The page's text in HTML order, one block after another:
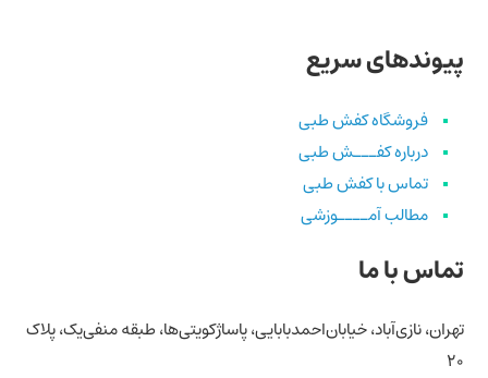
پیوندهای سریع
فروشگاه کفش طبی
درباره کفـــش طبی
تماس با کفش طبی
مطالب آمــــوزشی
تماس با ما
تهران، نازی‌آباد، خیابان‌احمد‌بابایی، پاساژ‌کویتی‌ها، طبقه منفی‌یک، پلاک
۲۰